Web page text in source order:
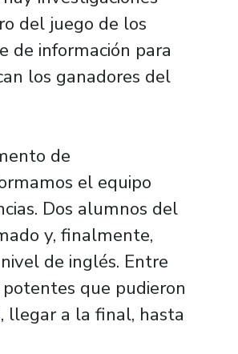
del juego de los
de información para
los ganadores del
de
el equipo
Dos alumnos del
y, finalmente,
de inglés. Entre
que pudieron
llegar a la final, hasta